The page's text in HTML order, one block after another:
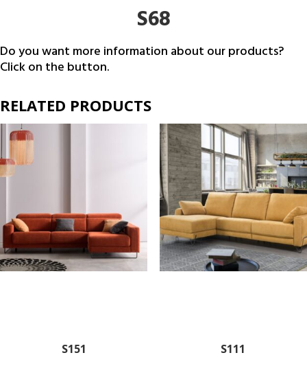
S68
Do you want more information about our products?
Click on the button.
RELATED PRODUCTS
S151 S111